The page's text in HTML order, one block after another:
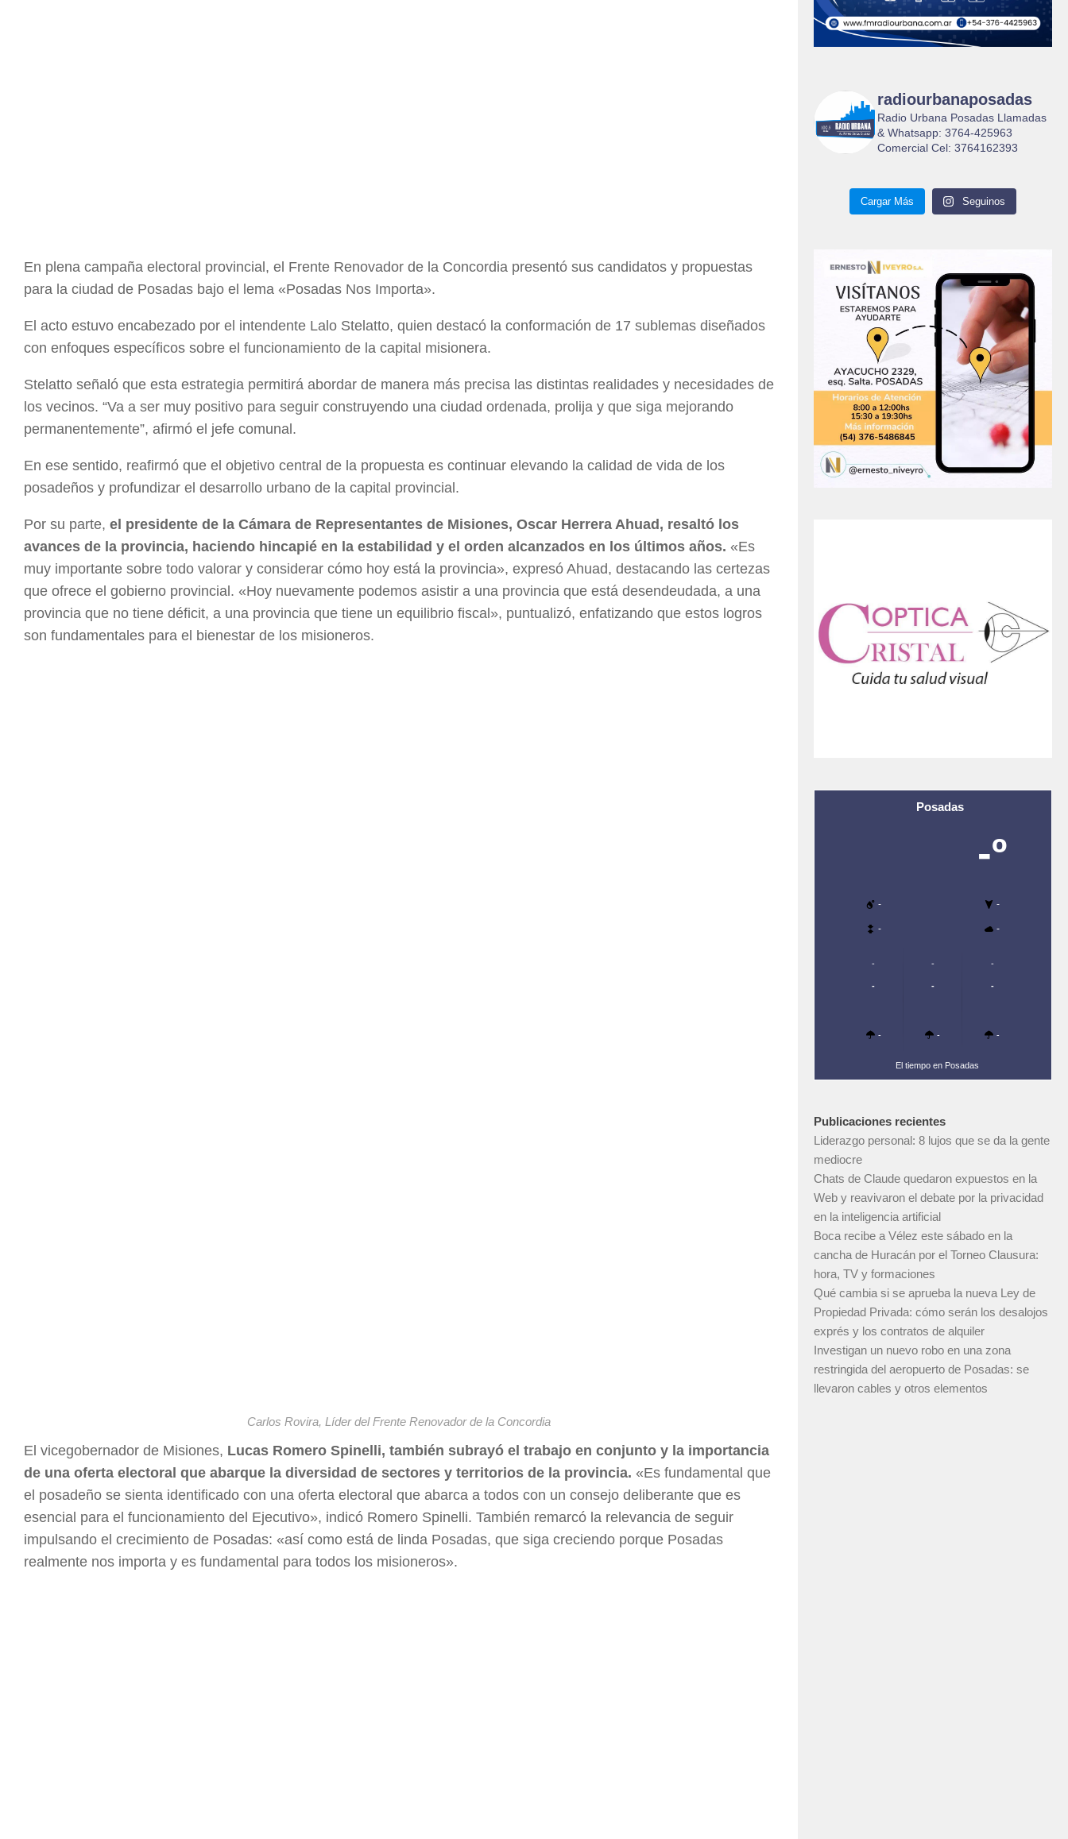
En plena campaña electoral provincial, el Frente Renovador de la Concordia presentó sus candidatos y propuestas
para la ciudad de Posadas bajo el lema «Posadas Nos Importa».
El acto estuvo encabezado por el intendente Lalo Stelatto, quien destacó la conformación de 17 sublemas diseñados
con enfoques específicos sobre el funcionamiento de la capital misionera.
Stelatto señaló que esta estrategia permitirá abordar de manera más precisa las distintas realidades y necesidades de
los vecinos. “Va a ser muy positivo para seguir construyendo una ciudad ordenada, prolija y que siga mejorando
permanentemente”, afirmó el jefe comunal.
En ese sentido, reafirmó que el objetivo central de la propuesta es continuar elevando la calidad de vida de los
posadeños y profundizar el desarrollo urbano de la capital provincial.
Por su parte, el presidente de la Cámara de Representantes de Misiones, Oscar Herrera Ahuad, resaltó los
avances de la provincia, haciendo hincapié en la estabilidad y el orden alcanzados en los últimos años. «Es
muy importante sobre todo valorar y considerar cómo hoy está la provincia», expresó Ahuad, destacando las certezas
que ofrece el gobierno provincial. «Hoy nuevamente podemos asistir a una provincia que está desendeudada, a una
provincia que no tiene déficit, a una provincia que tiene un equilibrio fiscal», puntualizó, enfatizando que estos logros
son fundamentales para el bienestar de los misioneros.
Carlos Rovira, Líder del Frente Renovador de la Concordia
El vicegobernador de Misiones, Lucas Romero Spinelli, también subrayó el trabajo en conjunto y la importancia
de una oferta electoral que abarque la diversidad de sectores y territorios de la provincia. «Es fundamental que
el posadeño se sienta identificado con una oferta electoral que abarca a todos con un consejo deliberante que es
esencial para el funcionamiento del Ejecutivo», indicó Romero Spinelli. También remarcó la relevancia de seguir
impulsando el crecimiento de Posadas: «así como está de linda Posadas, que siga creciendo porque Posadas
realmente nos importa y es fundamental para todos los misioneros».
radiourbanaposadas
Radio Urbana Posadas Llamadas
& Whatsapp: 3764-425963
Comercial Cel: 3764162393
Cargar Más Seguinos
Posadas
-º
- -
- -
-
-
-
-
-
-
-
-
-
El tiempo en Posadas
Publicaciones recientes
Liderazgo personal: 8 lujos que se da la gente
mediocre
Chats de Claude quedaron expuestos en la
Web y reavivaron el debate por la privacidad
en la inteligencia artificial
Boca recibe a Vélez este sábado en la
cancha de Huracán por el Torneo Clausura:
hora, TV y formaciones
Qué cambia si se aprueba la nueva Ley de
Propiedad Privada: cómo serán los desalojos
exprés y los contratos de alquiler
Investigan un nuevo robo en una zona
restringida del aeropuerto de Posadas: se
llevaron cables y otros elementos